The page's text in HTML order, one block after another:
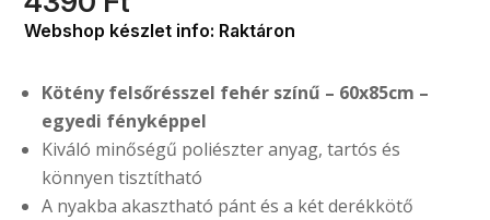
Webshop készlet info: Raktáron
Kötény felsőrésszel fehér színű – 60x85cm –
egyedi fényképpel
Kiváló minőségű poliészter anyag, tartós és
könnyen tisztítható
A nyakba akasztható pánt és a két derékkötő